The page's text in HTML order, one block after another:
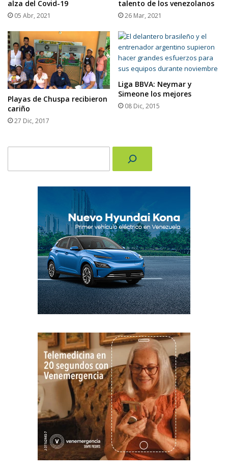
alza del Covid-19
05 Abr, 2021
talento de los venezolanos
26 Mar, 2021
Playas de Chuspa recibieron
cariño
27 Dic, 2017
Liga BBVA: Neymar y
Simeone los mejores
08 Dic, 2015